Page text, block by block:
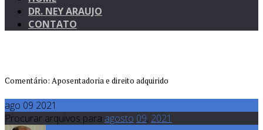
DR. NEY ARAUJO
CONTATO
Comentário: Aposentadoria e direito adquirido
ago 09 2021
Procurar arquivos para agosto 09, 2021